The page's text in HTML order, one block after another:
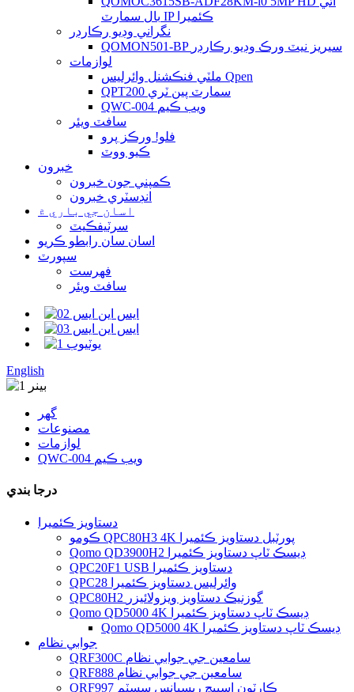
بال سمارٽ IP ڪئميرا
نگراني وڊيو رڪارڊر
QOMON501-BP سيريز نيٽ ورڪ وڊيو رڪارڊر
لوازمات
ملٽي فنڪشنل وائرليس Qpen
QPT200 سمارٽ پين ٽري
QWC-004 ويب ڪيم
سافٽ ويئر
فلو! ورڪز پرو
ڪيو ووٽ
خبرون
ڪمپني جون خبرون
انڊسٽري خبرون
اسان جي باري ۾
سرٽيفڪيٽ
اسان سان رابطو ڪريو
سپورٽ
فهرست
سافٽ ويئر
English
گھر
مصنوعات
لوازمات
QWC-004 ويب ڪيم
درجا بندي
دستاويز ڪئميرا
ڪومو QPC80H3 4K پورٽبل دستاويز ڪئميرا
Qomo QD3900H2 ڊيسڪ ٽاپ دستاويز ڪئميرا
QPC20F1 USB دستاويز ڪئميرا
QPC28 وائرليس دستاويز ڪئميرا
QPC80H2 گوزنيڪ دستاويز ويزولائيزر
Qomo QD5000 4K ڊيسڪ ٽاپ دستاويز ڪئميرا
Qomo QD5000 4K ڊيسڪ ٽاپ دستاويز ڪئميرا
جوابي نظام
QRF300C سامعين جي جوابي نظام
QRF888 سامعين جي جوابي نظام
QRF997 ڪارٽون اسپيچ ريسپانس سسٽم